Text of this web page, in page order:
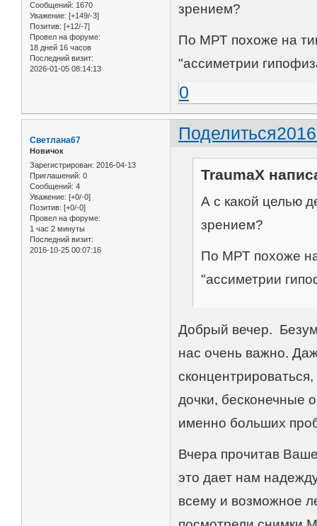
Сообщений: 1670
Уважение: [+149/-3]
Позитив: [+12/-7]
Провел на форуме:
18 дней 16 часов
Последний визит:
2026-01-05 08:14:13
зрением?
По МРТ похоже на
"ассиметрии
0
Поделиться
Светлана67
Новичок
Зарегистрирован: 2016-04-13
Приглашений: 0
Сообщений: 4
Уважение: [+0/-0]
Позитив: [+0/-0]
Провел на форуме:
1 час 2 минуты
Последний визит:
2016-10-25 00:07:16
TraumaX
А с какой целью
зрением?
По МРТ похоже
"ассиметрии
Добрый вечер.
нас очень важно.
дочки, бесконечные
именно больших
Вчера прочитав
это дает нам
всему и возможное